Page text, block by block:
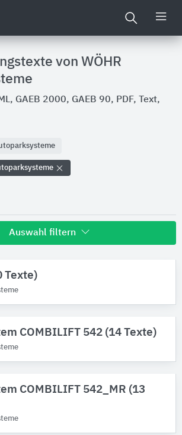
von WÖHR
GAEB 2000, GAEB 90, PDF, Text,
Auswahl filtern
Texte)
COMBILIFT 542 (14 Texte)
COMBILIFT 542_MR (13